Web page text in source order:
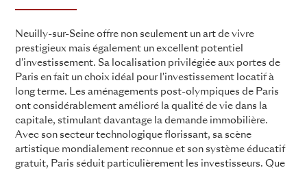
Neuilly-sur-Seine offre non seulement un art de vivre
prestigieux mais également un excellent potentiel
d'investissement. Sa localisation privilégiée aux portes de
Paris en fait un choix idéal pour l'investissement locatif à
long terme. Les aménagements post-olympiques de Paris
ont considérablement amélioré la qualité de vie dans la
capitale, stimulant davantage la demande immobilière.
Avec son secteur technologique florissant, sa scène
artistique mondialement reconnue et son système éducatif
gratuit, Paris séduit particulièrement les investisseurs. Que